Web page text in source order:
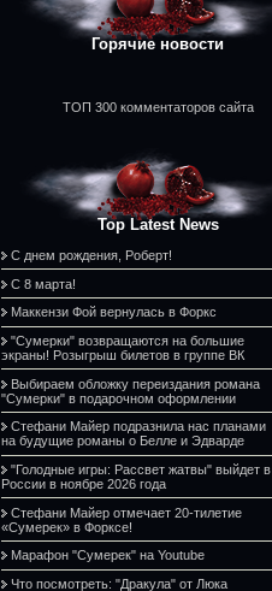
Горячие новости
ТОП 300 комментаторов сайта
Top Latest News
С днем рождения, Роберт!
С 8 марта!
Маккензи Фой вернулась в Форкс
"Сумерки" возвращаются на большие
экраны! Розыгрыш билетов в группе ВК
Выбираем обложку переиздания романа
"Сумерки" в подарочном оформлении
Стефани Майер подразнила нас планами
на будущие романы о Белле и Эдварде
"Голодные игры: Рассвет жатвы" выйдет в
России в ноябре 2026 года
Стефани Майер отмечает 20-тилетие
«Сумерек» в Форксе!
Марафон "Сумерек" на Youtube
Что посмотреть: "Дракула" от Люка